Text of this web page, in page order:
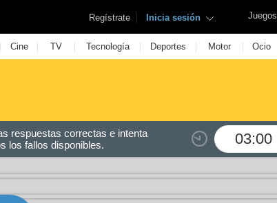
Juegos
Regístrate | Inicia sesión
| Cine | TV | Tecnología | Deportes | Motor | Ocio
03:00
respuestas correctas e intenta
los fallos disponibles.